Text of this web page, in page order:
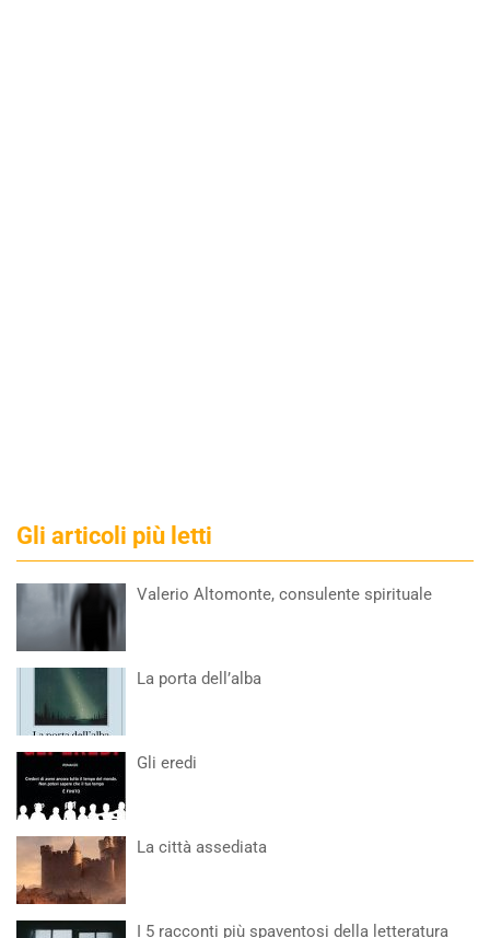
Gli articoli più letti
Valerio Altomonte, consulente spirituale
La porta dell’alba
Gli eredi
La città assediata
I 5 racconti più spaventosi della letteratura